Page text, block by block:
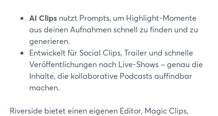
AI Clips nutzt Prompts, um Highlight-Momente
aus deinen Aufnahmen schnell zu finden und zu
generieren.
Entwickelt für Social Clips, Trailer und schnelle
Veröffentlichungen nach Live-Shows – genau die
Inhalte, die kollaborative Podcasts auffindbar
machen.
Riverside bietet einen eigenen Editor, Magic Clips,